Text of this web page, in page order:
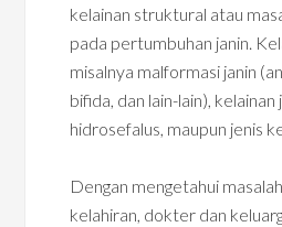
kelainan struktural atau
pada pertumbuhan janin.
misalnya malformasi janin
bifida, dan lain-lain), kelainan
hidrosefalus, maupun jenis
Dengan mengetahui
kelahiran, dokter dan